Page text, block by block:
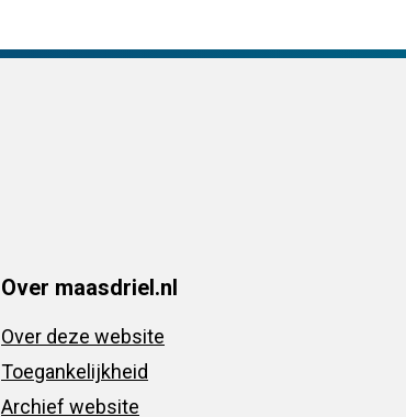
Over maasdriel.nl
Over deze website
Toegankelijkheid
Archief website